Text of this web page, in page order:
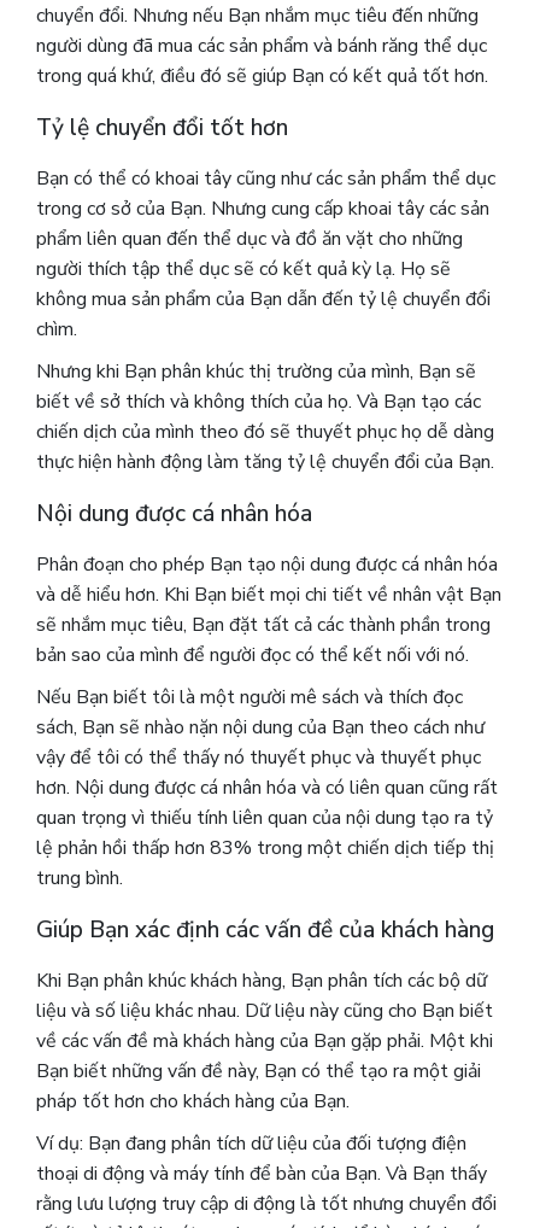
chuyển đổi. Nhưng nếu Bạn nhắm mục tiêu đến những
người dùng đã mua các sản phẩm và bánh răng thể dục
trong quá khứ, điều đó sẽ giúp Bạn có kết quả tốt hơn.
Tỷ lệ chuyển đổi tốt hơn
Bạn có thể có khoai tây cũng như các sản phẩm thể dục
trong cơ sở của Bạn. Nhưng cung cấp khoai tây các sản
phẩm liên quan đến thể dục và đồ ăn vặt cho những
người thích tập thể dục sẽ có kết quả kỳ lạ. Họ sẽ
không mua sản phẩm của Bạn dẫn đến tỷ lệ chuyển đổi
chìm.
Nhưng khi Bạn phân khúc thị trường của mình, Bạn sẽ
biết về sở thích và không thích của họ. Và Bạn tạo các
chiến dịch của mình theo đó sẽ thuyết phục họ dễ dàng
thực hiện hành động làm tăng tỷ lệ chuyển đổi của Bạn.
Nội dung được cá nhân hóa
Phân đoạn cho phép Bạn tạo nội dung được cá nhân hóa
và dễ hiểu hơn. Khi Bạn biết mọi chi tiết về nhân vật Bạn
sẽ nhắm mục tiêu, Bạn đặt tất cả các thành phần trong
bản sao của mình để người đọc có thể kết nối với nó.
Nếu Bạn biết tôi là một người mê sách và thích đọc
sách, Bạn sẽ nhào nặn nội dung của Bạn theo cách như
vậy để tôi có thể thấy nó thuyết phục và thuyết phục
hơn. Nội dung được cá nhân hóa và có liên quan cũng rất
quan trọng vì thiếu tính liên quan của nội dung tạo ra tỷ
lệ phản hồi thấp hơn 83% trong một chiến dịch tiếp thị
trung bình.
Giúp Bạn xác định các vấn đề của khách hàng
Khi Bạn phân khúc khách hàng, Bạn phân tích các bộ dữ
liệu và số liệu khác nhau. Dữ liệu này cũng cho Bạn biết
về các vấn đề mà khách hàng của Bạn gặp phải. Một khi
Bạn biết những vấn đề này, Bạn có thể tạo ra một giải
pháp tốt hơn cho khách hàng của Bạn.
Ví dụ: Bạn đang phân tích dữ liệu của đối tượng điện
thoại di động và máy tính để bàn của Bạn. Và Bạn thấy
rằng lưu lượng truy cập di động là tốt nhưng chuyển đổi